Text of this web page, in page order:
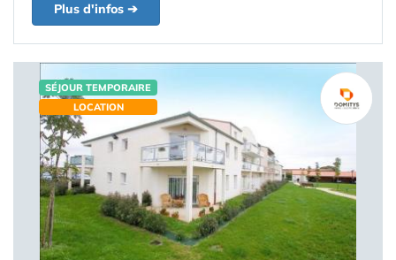
Plus d'infos ➔
SÉJOUR TEMPORAIRE
LOCATION